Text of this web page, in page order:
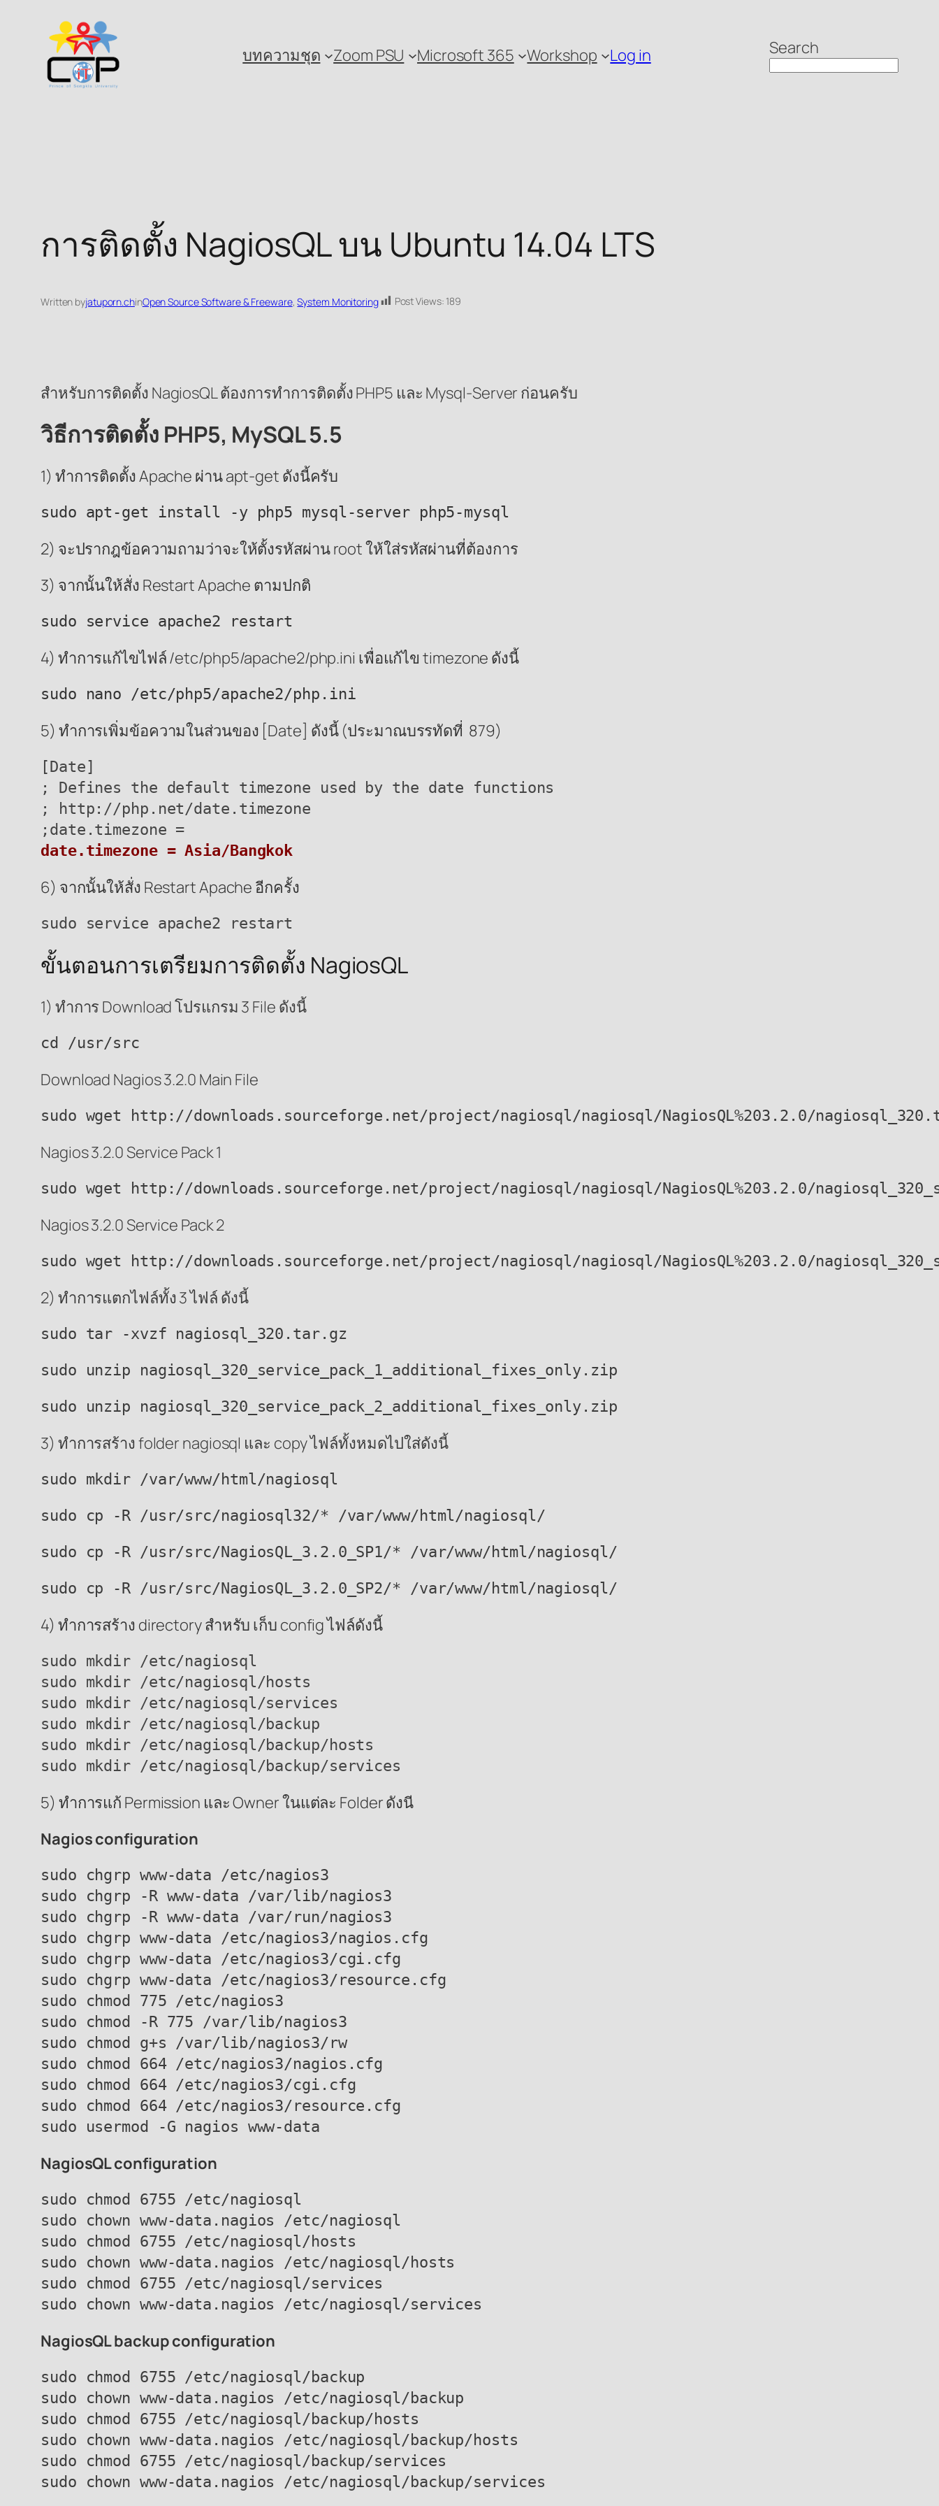
content
บทความชุด Zoom PSU Microsoft 365 Workshop Log in Search
การติดตั้ง NagiosQL บน Ubuntu 14.04 LTS
Written byjatuporn.chinOpen Source Software & Freeware, System Monitoring Post Views: 189
สำหรับการติดตั้ง NagiosQL ต้องการทำการติดตั้ง PHP5 และ Mysql-Server ก่อนครับ
วิธีการติดตั้ง PHP5, MySQL 5.5
1) ทำการติดตั้ง Apache ผ่าน apt-get ดังนี้ครับ
2) จะปรากฎข้อความถามว่าจะให้ตั้งรหัสผ่าน root ให้ใส่รหัสผ่านที่ต้องการ
3) จากนั้นให้สั่ง Restart Apache ตามปกติ
sudo service apache2 restart
4) ทำการแก้ไขไฟล์ /etc/php5/apache2/php.ini เพื่อแก้ไข timezone ดังนี้
sudo nano /etc/php5/apache2/php.ini
5) ทำการเพิ่มข้อความในส่วนของ [Date] ดังนี้ (ประมาณบรรทัดที่ 879)
[Date]
; Defines the default timezone used by the date functions
; http://php.net/date.timezone
date.timezone = Asia/Bangkok
6) จากนั้นให้สั่ง Restart Apache อีกครั้ง
sudo service apache2 restart
ขั้นตอนการเตรียมการติดตั้ง NagiosQL
1) ทำการ Download โปรแกรม 3 File ดังนี้
cd /usr/src
Download Nagios 3.2.0 Main File
sudo wget http://downloads.sourceforge.net/project/nagiosql/nagiosql/NagiosQL%203.2.0/
Nagios 3.2.0 Service Pack 1
sudo wget http://downloads.sourceforge.net/project/nagiosql/nagiosql/NagiosQL%203.2.0/
Nagios 3.2.0 Service Pack 2
sudo wget http://downloads.sourceforge.net/project/nagiosql/nagiosql/NagiosQL%203.2.0/
2) ทำการแตกไฟล์ทั้ง 3 ไฟล์ ดังนี้
sudo tar -xvzf nagiosql_320.tar.gz
sudo unzip nagiosql_320_service_pack_1_additional_fixes_only.zip
sudo unzip nagiosql_320_service_pack_2_additional_fixes_only.zip
3) ทำการสร้าง folder nagiosql และ copy ไฟล์ทั้งหมดไปใส่ดังนี้
sudo mkdir /var/www/html/nagiosql
sudo cp -R /usr/src/nagiosql32/* /var/www/html/nagiosql/
sudo cp -R /usr/src/NagiosQL_3.2.0_SP1/* /var/www/html/nagiosql/
sudo cp -R /usr/src/NagiosQL_3.2.0_SP2/* /var/www/html/nagiosql/
4) ทำการสร้าง directory สำหรับ เก็บ config ไฟล์ดังนี้
sudo mkdir /etc/nagiosql
sudo mkdir /etc/nagiosql/hosts
sudo mkdir /etc/nagiosql/services
sudo mkdir /etc/nagiosql/backup
sudo mkdir /etc/nagiosql/backup/hosts
sudo mkdir /etc/nagiosql/backup/services
5) ทำการแก้ Permission และ Owner ในแต่ละ Folder ดังนี
Nagios configuration
sudo chgrp www-data /etc/nagios3
sudo chgrp -R www-data /var/lib/nagios3
sudo chgrp -R www-data /var/run/nagios3
sudo chgrp www-data /etc/nagios3/nagios.cfg
sudo chgrp www-data /etc/nagios3/cgi.cfg
sudo chgrp www-data /etc/nagios3/resource.cfg
sudo chmod 775 /etc/nagios3
sudo chmod -R 775 /var/lib/nagios3
sudo chmod g+s /var/lib/nagios3/rw
sudo chmod 664 /etc/nagios3/nagios.cfg
sudo chmod 664 /etc/nagios3/cgi.cfg
sudo chmod 664 /etc/nagios3/resource.cfg
sudo usermod -G nagios www-data
NagiosQL configuration
sudo chmod 6755 /etc/nagiosql
sudo chown www-data.nagios /etc/nagiosql
sudo chmod 6755 /etc/nagiosql/hosts
sudo chown www-data.nagios /etc/nagiosql/hosts
sudo chmod 6755 /etc/nagiosql/services
NagiosQL backup configuration
sudo chmod 6755 /etc/nagiosql/backup
sudo chown www-data.nagios /etc/nagiosql/backup
sudo chmod 6755 /etc/nagiosql/backup/hosts
sudo chown www-data.nagios /etc/nagiosql/backup/hosts
sudo chmod 6755 /etc/nagiosql/backup/services